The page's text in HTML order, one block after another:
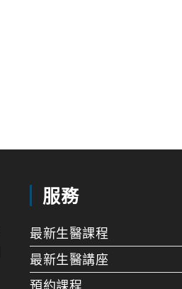
服務
最新生醫課程
最新生醫講座
預約課程